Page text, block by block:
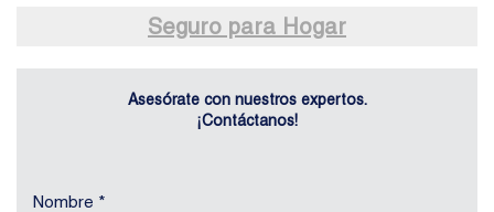
Seguro para Hogar
Asesórate con nuestros expertos.
¡Contáctanos!
Nombre *